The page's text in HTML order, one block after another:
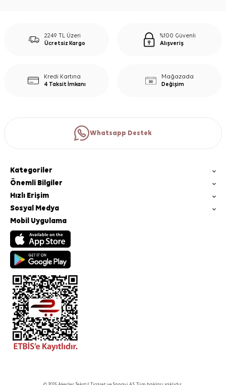
2249 TL Üzeri
Ücretsiz Kargo
%100 Güvenli
Alışveriş
Kredi Kartına
4 Taksit İmkanı
Mağazada
Değişim
Whatsapp Destek
Kategoriler
Önemli Bilgiler
Hızlı Erişim
Sosyal Medya
Mobil Uygulama